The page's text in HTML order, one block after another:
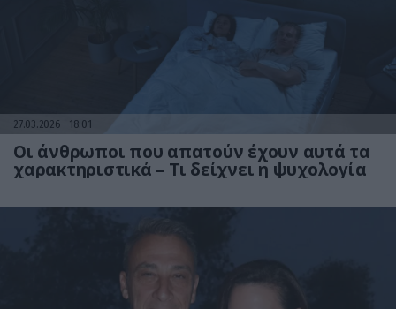
27.03.2026 18:01
Οι άνθρωποι που απατούν έχουν αυτά τα
χαρακτηριστικά – Τι δείχνει η ψυχολογία